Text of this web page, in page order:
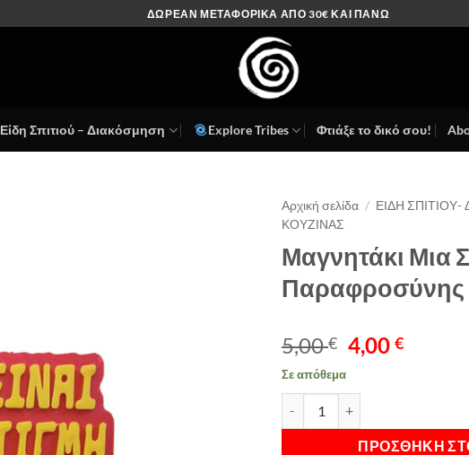
ΔΩΡΕΑΝ ΜΕΤΑΦΟΡΙΚΑ ΑΠΟ 30€ ΚΑΙ ΠΑΝΩ
Είδη Σπιτιού – Διακόσμηση Explore Tribes Φτιάξε το δικό σου!
Αρχική σελίδα / ΕΙΔΗ
ΚΟΥΖΙΝΑΣ
Μαγνητάκι Μια
Παραφροσύνης
5,00€ Original
price
was:
5,00 €.
4,00€Η
4,00 €.
Σε απόθεμα
ΠΡΟΣΘΉΚΗ
Alternative: